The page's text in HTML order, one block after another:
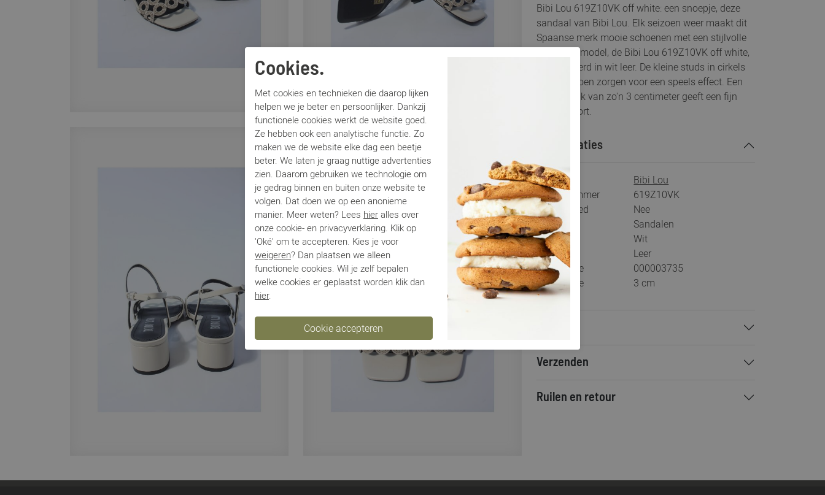
Bibi Lou 619Z10VK off white: een snoepje, deze
sandaal van Bibi Lou. Elk seizoen weer maakt dit
Spaanse merk mooie schoenen met een stijlvolle
touch. Dit model, de Bibi Lou 619Z10VK off white,
is uitgevoerd in wit leer. De kleine studs in cirkels
op de schoen zorgen voor een speels effect. Een
stevige hak van zo'n 3 centimeter geeft een fijn
loopcomfort.
Specificaties
Merk
Bibi Lou
Artikelnummer
619Z10VK
Los voetbed
Nee
Categorie
Sandalen
Kleur
Wit
Materiaal
Leer
Bestelcode
000003735
Hakhoogte
3 cm
Verzenden
Ruilen en retour
Cookies.
Met cookies en technieken die daarop lijken
helpen we je beter en persoonlijker. Dankzij
functionele cookies werkt de website goed.
Ze hebben ook een analytische functie. Zo
maken we de website elke dag een beetje
beter. We laten je graag nuttige advertenties
zien. Daarom gebruiken we technologie om
je gedrag binnen en buiten onze website te
volgen. Dat doen we op een anonieme
manier. Meer weten? Lees hier alles over
onze cookie- en privacyverklaring. Klik op
'Oké' om te accepteren. Kies je voor
weigeren? Dan plaatsen we alleen
functionele cookies. Wil je zelf bepalen
welke cookies er geplaatst worden klik dan
hier.